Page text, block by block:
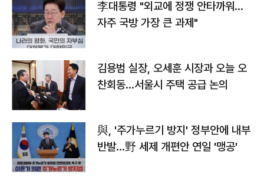
李대통령 "외교에 정쟁 안타까워…
자주 국방 가장 큰 과제"
김용범 실장, 오세훈 시장과 오늘 오
찬회동...서울시 주택 공급 논의
與, '주가누르기 방지' 정부안에 내부
반발…野 세제 개편안 연일 '맹공'